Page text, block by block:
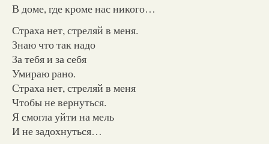
В доме, где кроме нас никого…
Страха нет, стреляй в меня.
Знаю что так надо
За тебя и за себя
Умираю рано.
Страха нет, стреляй в меня
Чтобы не вернуться.
Я смогла уйти на мель
И не задохнуться…